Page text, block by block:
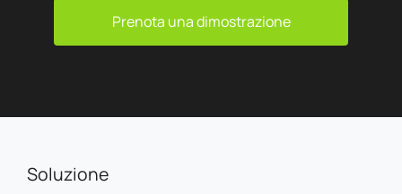
Prenota una dimostrazione
Soluzione